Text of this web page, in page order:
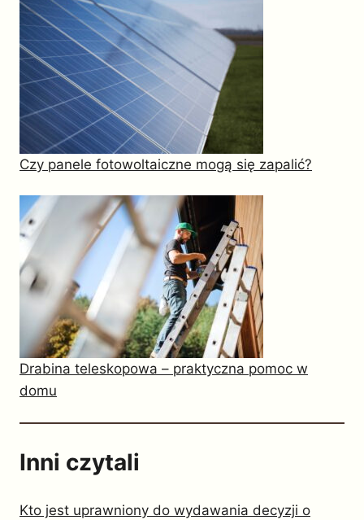
Czy panele fotowoltaiczne mogą się zapalić?
Drabina teleskopowa – praktyczna pomoc w
domu
Inni czytali
Kto jest uprawniony do wydawania decyzji o